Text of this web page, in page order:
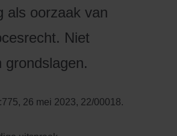
als oorzaak van
Niet
grondslagen.
26 mei 2023, 22/00018.